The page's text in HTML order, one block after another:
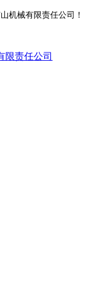
机械有限责任公司！